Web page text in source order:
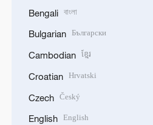
Bengali বাংলা
Bulgarian Български
Cambodian ខ្មែរ
Croatian Hrvatski
Czech Český
English English